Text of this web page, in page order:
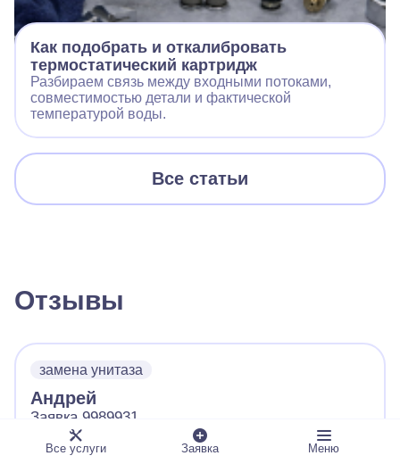
Как подобрать и откалибровать
термостатический картридж
Разбираем связь между входными потоками,
совместимостью детали и фактической
температурой воды.
Все статьи
Отзывы
замена унитаза
Андрей
Заявка 9989931
4.8/5
Все услуги Заявка Меню